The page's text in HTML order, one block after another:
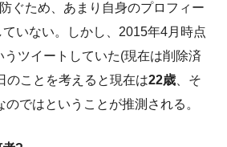
ぐため、あまり自身のプロフィー
いない。しかし、2015年4月時点
うツイートしていた(現在は削除済
のことを考えると現在は22歳 、そ
のではということが推測される。